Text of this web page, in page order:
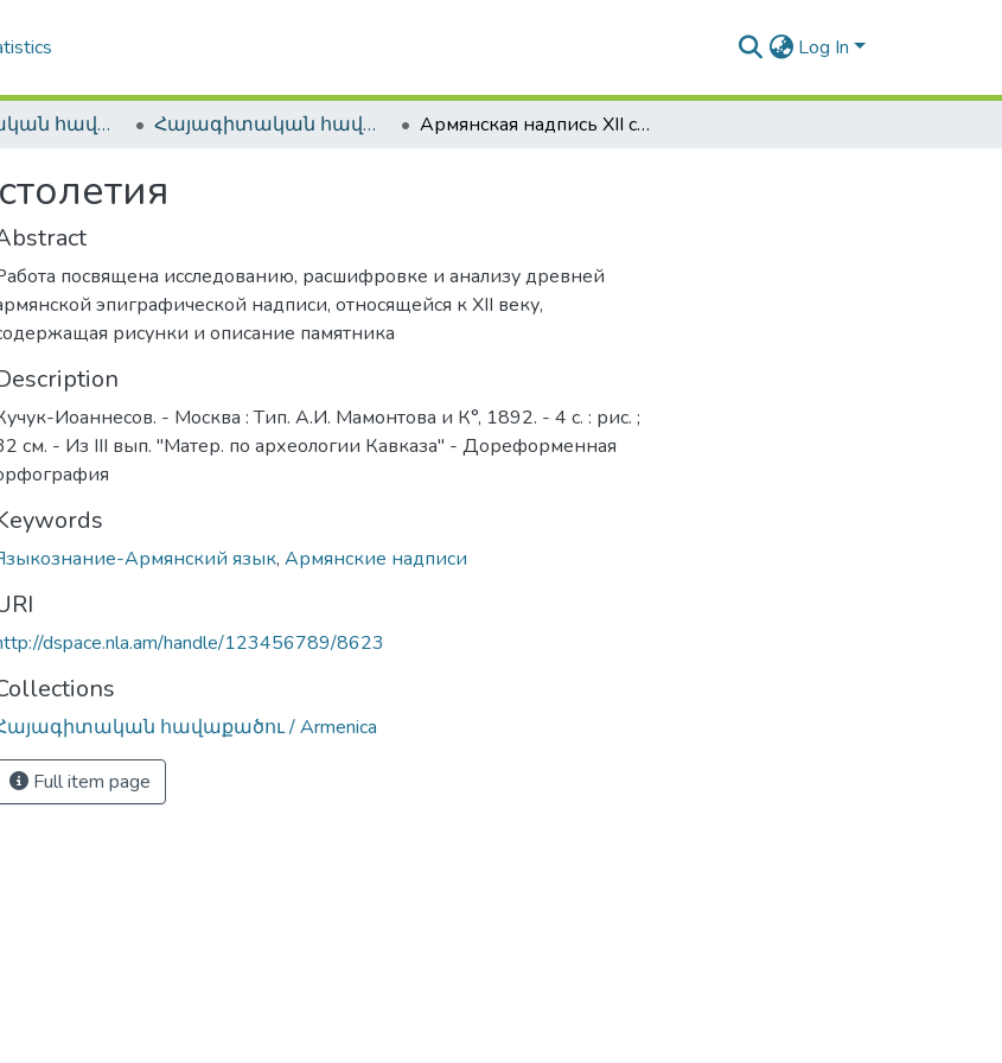
Log In
Հայագիտական հավաքածու / Armenica Հայագիտական հավաքածու / Armenica Армянская надпись XII столетия
посвящена исследованию, расшифровке и анализу древней
эпиграфической надписи, относящейся к XII веку,
рисунки и описание памятника
Иоаннесов. - Москва : Tип. А.И. Мамонтова и К°, 1892. - 4 с. : рис. ;
см. - Из III вып. "Матер. по археологии Кавказа" - Дореформенная
Армянский язык, Армянские надписи
dspace.nla.am/handle/123456789/8623
հավաքածու / Armenica
Full item page